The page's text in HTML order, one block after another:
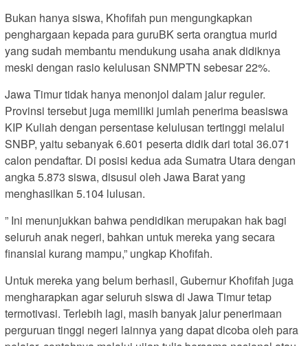
Bukan hanya siswa, Khofifah pun mengungkapkan
penghargaan kepada para guruBK serta orangtua murid
yang sudah membantu mendukung usaha anak didiknya
meski dengan rasio kelulusan SNMPTN sebesar 22%.
Jawa Timur tidak hanya menonjol dalam jalur reguler.
Provinsi tersebut juga memiliki jumlah penerima beasiswa
KIP Kuliah dengan persentase kelulusan tertinggi melalui
SNBP, yaitu sebanyak 6.601 peserta didik dari total 36.071
calon pendaftar. Di posisi kedua ada Sumatra Utara dengan
angka 5.873 siswa, disusul oleh Jawa Barat yang
menghasilkan 5.104 lulusan.
” Ini menunjukkan bahwa pendidikan merupakan hak bagi
seluruh anak negeri, bahkan untuk mereka yang secara
finansial kurang mampu,” ungkap Khofifah.
Untuk mereka yang belum berhasil, Gubernur Khofifah juga
mengharapkan agar seluruh siswa di Jawa Timur tetap
termotivasi. Terlebih lagi, masih banyak jalur penerimaan
perguruan tinggi negeri lainnya yang dapat dicoba oleh para